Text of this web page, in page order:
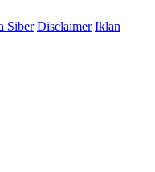
Siber Disclaimer Iklan